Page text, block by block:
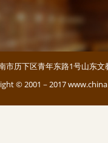
市历下区青年东路1号山东
© 2001－2017